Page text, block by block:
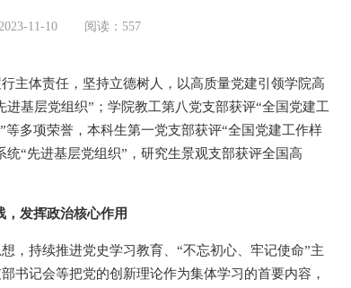
11-10 阅读： 557
主体责任，坚持立德树人，以高质量党建引领学院高
基层党组织”；学院教工第八党支部获评“全国党建工
多项荣誉，本科生第一党支部获评“全国党建工作样
“先进基层党组织”，研究生景观支部获评全国高
，发挥政治核心作用
，持续推进党史学习教育、“不忘初心、牢记使命”主
书记会等把党的创新理论作为集体学习的首要内容，